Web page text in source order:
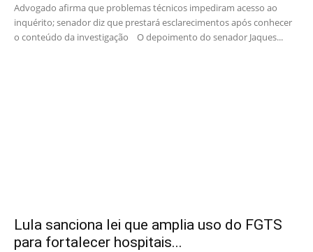
Advogado afirma que problemas técnicos impediram acesso ao
inquérito; senador diz que prestará esclarecimentos após conhecer
o conteúdo da investigação O depoimento do senador Jaques...
Lula sanciona lei que amplia uso do FGTS
para fortalecer hospitais...